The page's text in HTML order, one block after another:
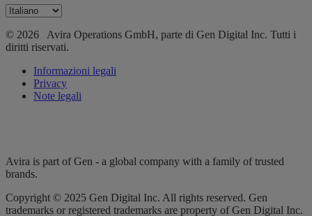
© 2026 Avira Operations GmbH, parte di Gen Digital Inc. Tutti i
diritti riservati.
Informazioni legali
Privacy
Note legali
Avira is part of Gen - a global company with a family of trusted
brands.
Copyright © 2025 Gen Digital Inc. All rights reserved. Gen
trademarks or registered trademarks are property of Gen Digital Inc.